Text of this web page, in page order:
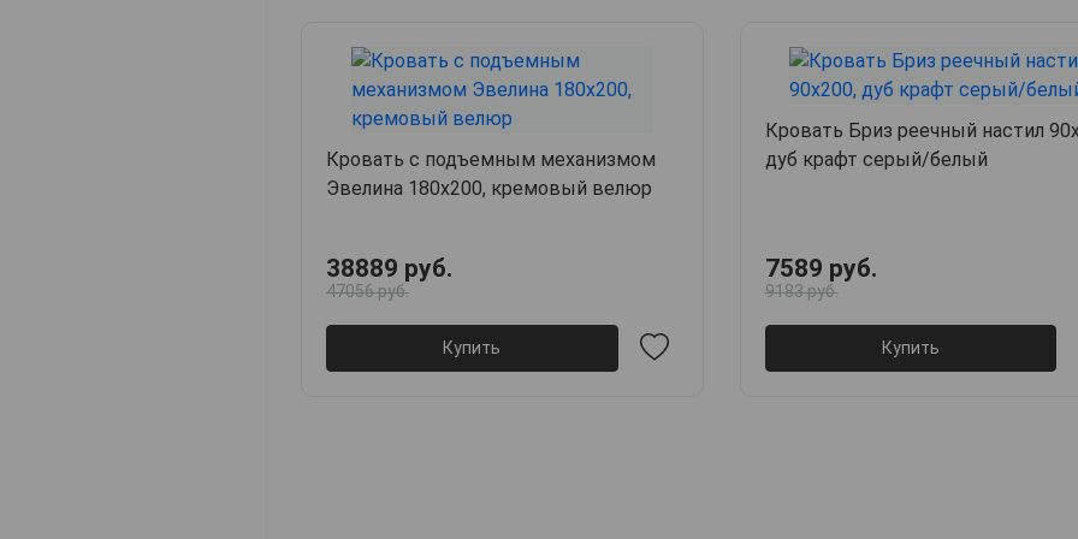
Кровать с подъемным механизмом
Эвелина 180х200, кремовый велюр
38889 руб.
47056 руб.
Купить
Кровать Бриз реечный настил
дуб крафт серый/белый
7589 руб.
9183 руб.
Купить